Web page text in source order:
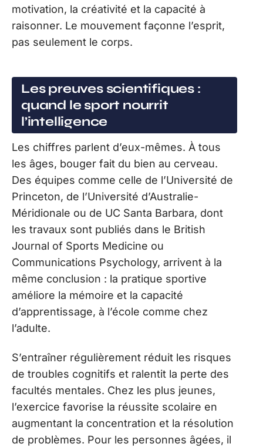
motivation, la créativité et la capacité à
raisonner. Le mouvement façonne l’esprit,
pas seulement le corps.
Les preuves scientifiques :
quand le sport nourrit
l’intelligence
Les chiffres parlent d’eux-mêmes. À tous
les âges, bouger fait du bien au cerveau.
Des équipes comme celle de l’Université de
Princeton, de l’Université d’Australie-
Méridionale ou de UC Santa Barbara, dont
les travaux sont publiés dans le British
Journal of Sports Medicine ou
Communications Psychology, arrivent à la
même conclusion : la pratique sportive
améliore la mémoire et la capacité
d’apprentissage, à l’école comme chez
l’adulte.
S’entraîner régulièrement réduit les risques
de troubles cognitifs et ralentit la perte des
facultés mentales. Chez les plus jeunes,
l’exercice favorise la réussite scolaire en
augmentant la concentration et la résolution
de problèmes. Pour les personnes âgées, il